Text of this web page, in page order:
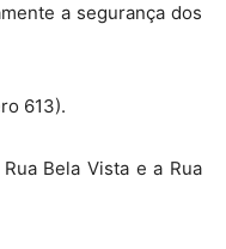
a segurança dos
613).
Bela Vista e a Rua